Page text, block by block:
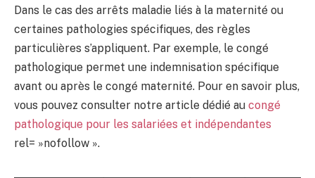
Dans le cas des arrêts maladie liés à la maternité ou
certaines pathologies spécifiques, des règles
particulières s’appliquent. Par exemple, le congé
pathologique permet une indemnisation spécifique
avant ou après le congé maternité. Pour en savoir plus,
vous pouvez consulter notre article dédié au congé
pathologique pour les salariées et indépendantes
rel= »nofollow ».